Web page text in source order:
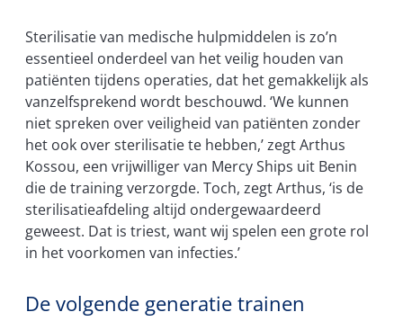
Sterilisatie van medische hulpmiddelen is zo’n
essentieel onderdeel van het veilig houden van
patiënten tijdens operaties, dat het gemakkelijk als
vanzelfsprekend wordt beschouwd. ‘We kunnen
niet spreken over veiligheid van patiënten zonder
het ook over sterilisatie te hebben,’ zegt Arthus
Kossou, een vrijwilliger van Mercy Ships uit Benin
die de training verzorgde. Toch, zegt Arthus, ‘is de
sterilisatieafdeling altijd ondergewaardeerd
geweest. Dat is triest, want wij spelen een grote rol
in het voorkomen van infecties.’
De volgende generatie trainen